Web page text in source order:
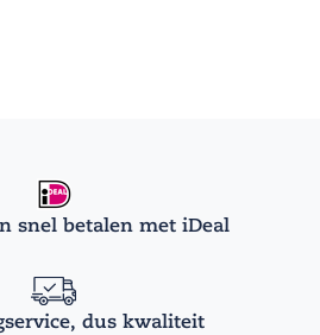
snel betalen met iDeal
dus kwaliteit